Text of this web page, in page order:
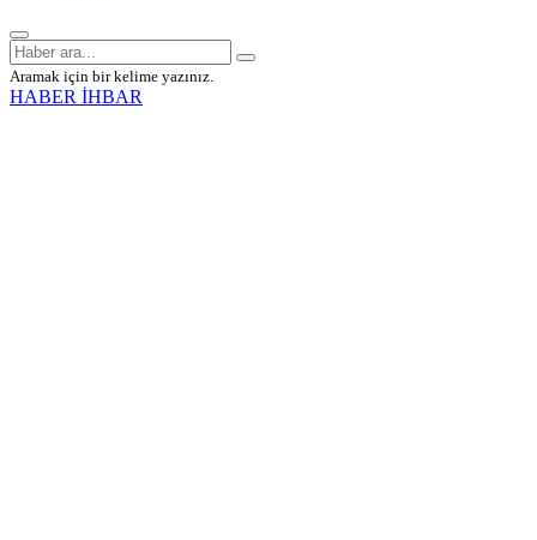
Aramak için bir kelime yazınız.
HABER İHBAR